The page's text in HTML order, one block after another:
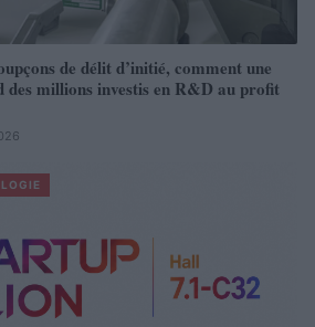
de délit d’initié, comment une
des millions investis en R&D au profit